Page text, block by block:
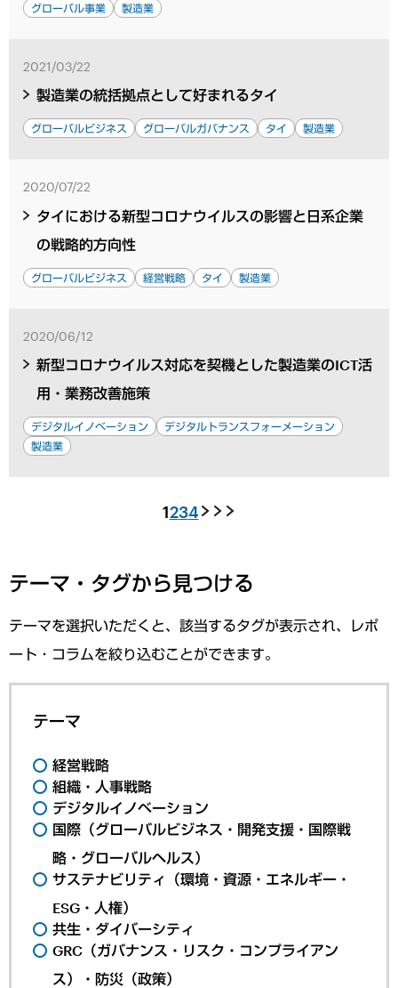
グローバル事業 製造業
2021/03/22
製造業の統括拠点として好まれるタイ
グローバルビジネス グローバルガバナンス タイ 製造業
2020/07/22
タイにおける新型コロナウイルスの影響と日系企業
の戦略的方向性
グローバルビジネス 経営戦略 タイ 製造業
2020/06/12
新型コロナウイルス対応を契機とした製造業のICT活
用・業務改善施策
デジタルイノベーション
デジタルトランスフォーメーション
製造業
1234
テーマ・タグから見つける
テーマを選択いただくと、該当するタグが表示され、レポ
ート・コラムを絞り込むことができます。
テーマ
経営戦略
組織・人事戦略
デジタルイノベーション
国際（グローバルビジネス・開発支援・国際戦
略・グローバルヘルス）
サステナビリティ（環境・資源・エネルギー・
ESG・人権）
共生・ダイバーシティ
GRC（ガバナンス・リスク・コンプライアン
ス）・防災（政策）